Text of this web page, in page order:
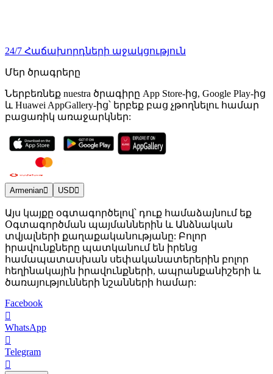
24/7 Հաճախորդների աջակցություն
Մեր ծրագրերը
Ներբեռնեք nuestra ծրագիրը App Store-ից, Google Play-ից
և Huawei AppGallery-ից՝ երբեք բաց չթողնելու համար
բացառիկ առաջարկներ:
Armenian USD
Այս կայքը օգտագործելով՝ դուք համաձայնում եք
Օգտագործման պայմաններին և Անձնական
տվյալների քաղաքականությանը: Բոլոր
իրավունքները պատկանում են իրենց
համապատասխան սեփականատերերին բոլոր
հեղինակային իրավունքների, ապրանքանիշերի և
ծառայությունների նշանների համար:
Facebook
WhatsApp
Telegram